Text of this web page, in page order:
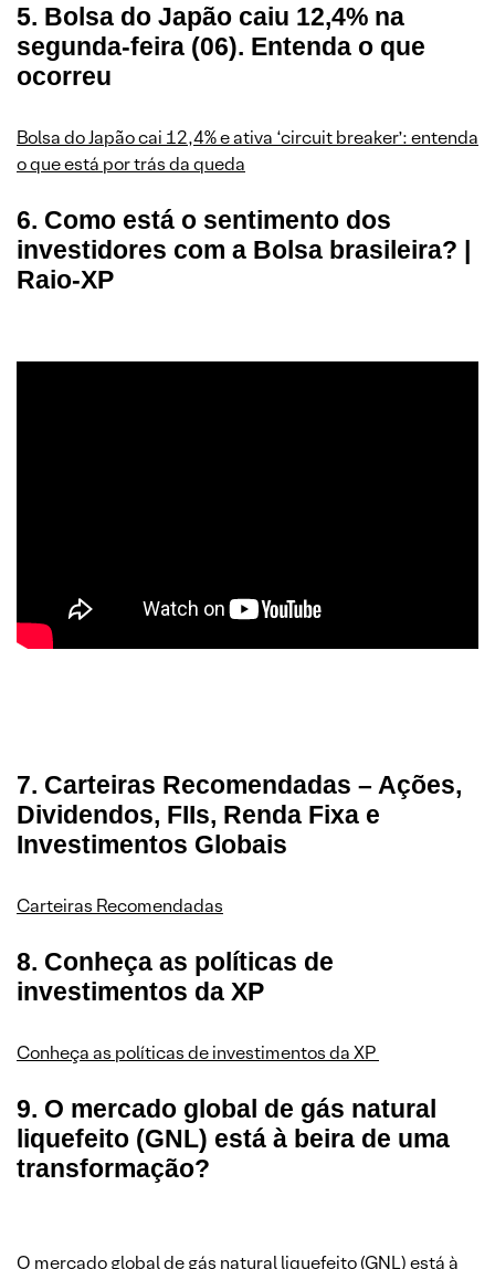
5. Bolsa do Japão caiu 12,4% na
segunda-feira (06). Entenda o que
ocorreu
Bolsa do Japão cai 12,4% e ativa ‘circuit breaker’: entenda
o que está por trás da queda
6. Como está o sentimento dos
investidores com a Bolsa brasileira? |
Raio-XP
7. Carteiras Recomendadas – Ações,
Dividendos, FIIs, Renda Fixa e
Investimentos Globais
Carteiras Recomendadas
8. Conheça as políticas de
investimentos da XP
Conheça as políticas de investimentos da XP
9. O mercado global de gás natural
liquefeito (GNL) está à beira de uma
transformação?
O mercado global de gás natural liquefeito (GNL) está à